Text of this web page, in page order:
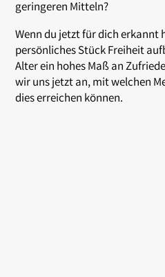
geringeren Mitteln?
Wenn du jetzt für dich erkannt
persönliches Stück Freiheit
Alter ein hohes Maß an
wir uns jetzt an, mit welchen
dies erreichen können.